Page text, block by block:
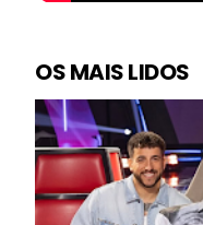
OS MAIS LIDOS